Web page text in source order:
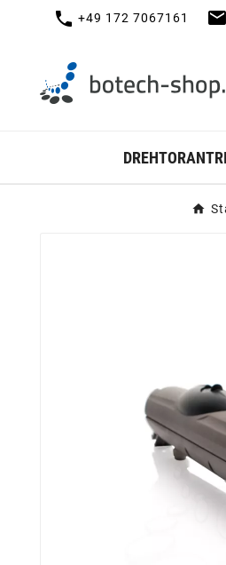
call +49 172 7067161 mail